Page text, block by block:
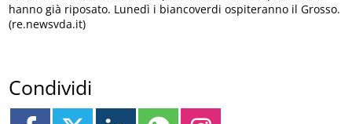
hanno già riposato. Lunedì i biancoverdi ospiteranno il Grosso.
(re.newsvda.it)
Condividi